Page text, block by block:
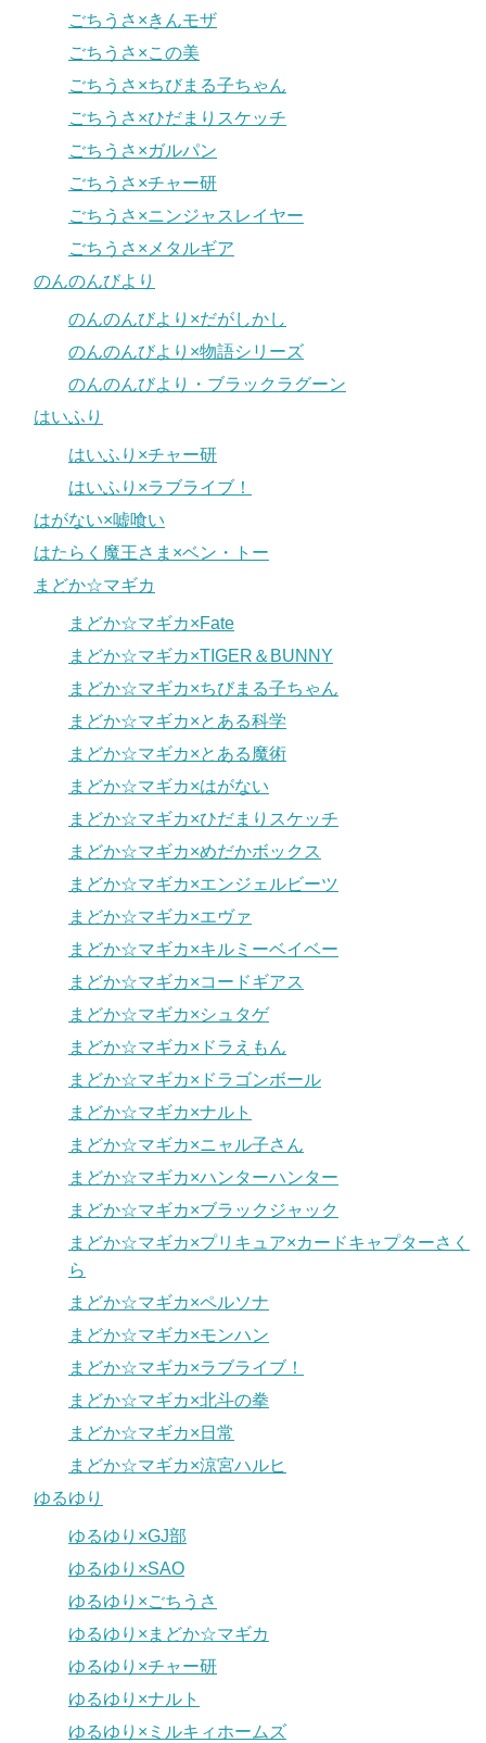
ごちうさ×きんモザ
ごちうさ×この美
ごちうさ×ちびまる子ちゃん
ごちうさ×ひだまりスケッチ
ごちうさ×ガルパン
ごちうさ×チャー研
ごちうさ×ニンジャスレイヤー
ごちうさ×メタルギア
のんのんびより
のんのんびより×だがしかし
のんのんびより×物語シリーズ
のんのんびより・ブラックラグーン
はいふり
はいふり×チャー研
はいふり×ラブライブ！
はがない×嘘喰い
はたらく魔王さま×ベン・トー
まどか☆マギカ
まどか☆マギカ×Fate
まどか☆マギカ×TIGER＆BUNNY
まどか☆マギカ×ちびまる子ちゃん
まどか☆マギカ×とある科学
まどか☆マギカ×とある魔術
まどか☆マギカ×はがない
まどか☆マギカ×ひだまりスケッチ
まどか☆マギカ×めだかボックス
まどか☆マギカ×エンジェルビーツ
まどか☆マギカ×エヴァ
まどか☆マギカ×キルミーベイベー
まどか☆マギカ×コードギアス
まどか☆マギカ×シュタゲ
まどか☆マギカ×ドラえもん
まどか☆マギカ×ドラゴンボール
まどか☆マギカ×ナルト
まどか☆マギカ×ニャル子さん
まどか☆マギカ×ハンターハンター
まどか☆マギカ×ブラックジャック
まどか☆マギカ×プリキュア×カードキャプターさく
ら
まどか☆マギカ×ペルソナ
まどか☆マギカ×モンハン
まどか☆マギカ×ラブライブ！
まどか☆マギカ×北斗の拳
まどか☆マギカ×日常
まどか☆マギカ×涼宮ハルヒ
ゆるゆり
ゆるゆり×GJ部
ゆるゆり×SAO
ゆるゆり×ごちうさ
ゆるゆり×まどか☆マギカ
ゆるゆり×チャー研
ゆるゆり×ナルト
ゆるゆり×ミルキィホームズ